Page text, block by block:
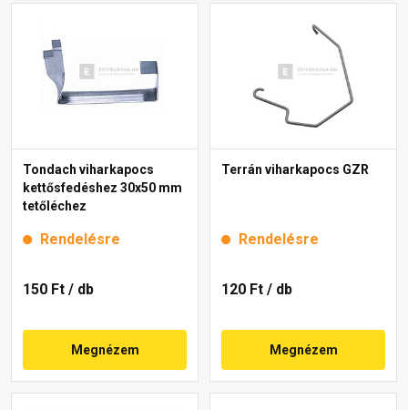
Tondach viharkapocs
kettősfedéshez 30x50 mm
tetőléchez
Rendelésre
150 Ft / db
Megnézem
Terrán viharkapocs GZR
Rendelésre
120 Ft / db
Megnézem